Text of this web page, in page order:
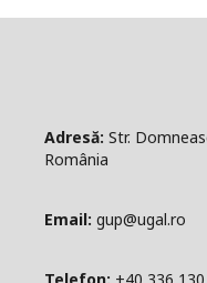
Adresă: Str.
România
Email: gup@ugal.ro